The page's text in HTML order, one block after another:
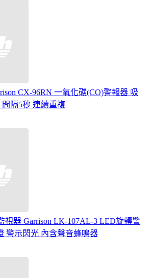
CX-96RN 一氧化碳(CO)警報器 吸
隔5秒 連續重複
視器 Garrison LK-107AL-3 LED旋轉警
警示閃光 內含聲音蜂鳴器